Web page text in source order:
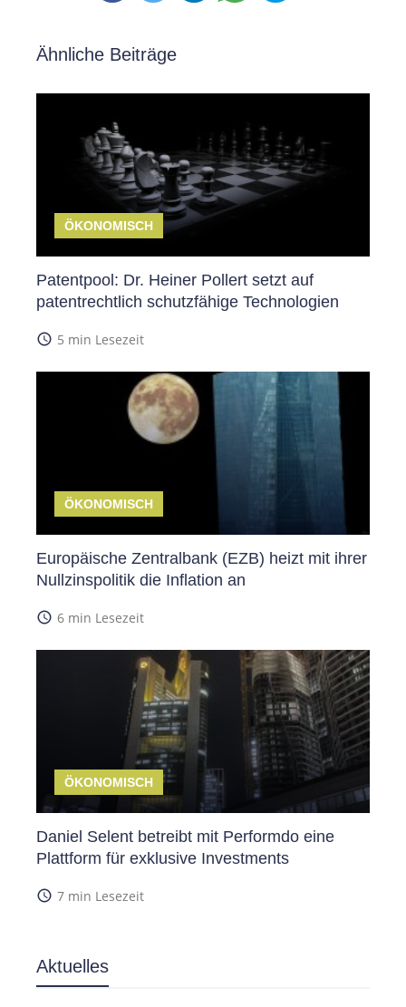
Ähnliche Beiträge
ÖKONOMISCH
Patentpool: Dr. Heiner Pollert setzt auf
patentrechtlich schutzfähige Technologien
access_time 5 min Lesezeit
ÖKONOMISCH
Europäische Zentralbank (EZB) heizt mit ihrer
Nullzinspolitik die Inflation an
access_time 6 min Lesezeit
ÖKONOMISCH
Daniel Selent betreibt mit Performdo eine
Plattform für exklusive Investments
access_time 7 min Lesezeit
Aktuelles